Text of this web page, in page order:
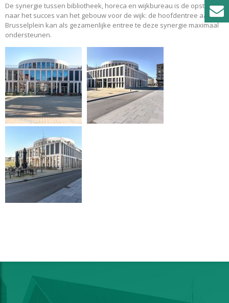
De synergie tussen bibliotheek, horeca en wijkbureau is de opstap
naar het succes van het gebouw voor de wijk: de hoofdentree aan het
Brusselplein kan als gezamenlijke entree te deze synergie maximaal
ondersteunen.